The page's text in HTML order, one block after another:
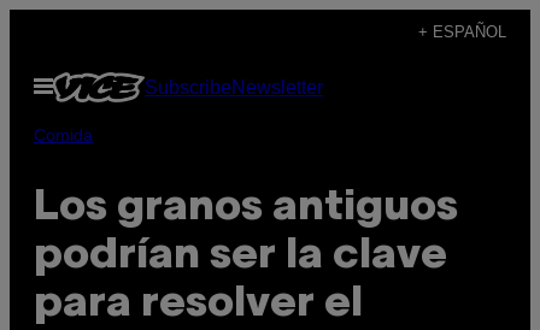
contenido
+ ESPAÑOL
Abrir
Menú
SubscribeNewsletter
Comida
Los granos antiguos
podrían ser la clave
para resolver el